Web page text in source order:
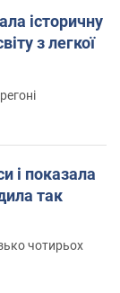
історичну
з легкої
і показала
так
чотирьох